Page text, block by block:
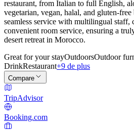
restaurant, from Italian to full English,
vegetarian, vegan, halal, and gluten-
seamless service with multilingual staff,
convenient room service, ensuring a
desert retreat in Morocco.
Great for your stayOutdoorsOutdoor
DrinkRestaurant+9 de plus
Compare
TripAdvisor
Booking.com